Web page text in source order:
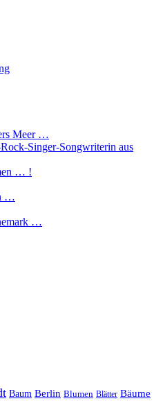
Meer …
Singer-Songwriterin aus
… !
…
…
Baum Berlin Blumen Blätter Bäume